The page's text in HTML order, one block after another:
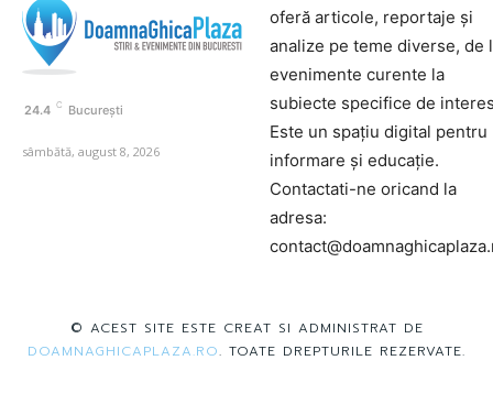
24.4 C București
sâmbătă, august 8, 2026
oferă articole, reportaje și
analize pe teme diverse, de
evenimente curente la
subiecte specifice de
Este un spațiu digital pentru
informare și educație.
Contactati-ne oricand la
adresa:
© ACEST SITE ESTE CREAT SI ADMINISTRAT DE
DOAMNAGHICAPLAZA.RO. TOATE DREPTURILE REZERVATE.